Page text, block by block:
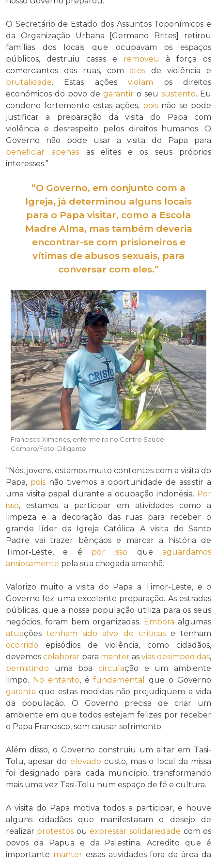
O Secretário de Estado dos Assuntos Toponímicos e
da Organização Urbana [Germano Brites] retirou
famílias dos locais que ocupavam os espaços
públicos, destruiu casas e removeu
à força os
comerciantes das ruas, comatos de violência e
brutalidade. Estas açõesviolam os direitos
económicos do povo de garantir o seu sustento. Eu
condeno fortemente estas ações, pois não se pode
justificar a preparação da visita do Papa com
violência e desrespeito pelos direitos humanos. O
Governo não pode usar a visita do Papa para
beneficiar
apenas as elites e os seus próprios
interesses.”
“O Governo, em conjunto com a
Igreja, já determinou alguns locais
para o Papa visitar, como a Escola
Madre Alma, mas também deveria
encontrar-se com prisioneiros e
vítimas de abusos sexuais, para
conversar com eles.”
Francisco Ximenes, enfermeiro no Centro Saúde
Comoro/Foto: Diligente
“Nós, jovens, estamos muito contentes com a visita do
Papa, pois não tivemos a oportunidade de assistir a
uma visita papal durante a ocupação indonésia. Por
isso, estamos a participar em atividades como a
limpeza e a decoração das ruas para receber o
grande líder da Igreja Católica. A visita do Santo
Padre vai trazer bênçãos e marcar a história de
Timor-Leste, e é por isso queaguardamos
ansiosamente pela sua chegada amanhã.
Valorizo muito a visita do Papa a Timor-Leste, e o
Governo fez uma excelente preparação. As estradas
públicas, que a nossa população utiliza para os seus
negócios, foram bem organizadas. Embora algumas
atuaçõestenham sido alvo de críticase tenham
ocorrido episódios de violência, como cidadãos,
devemos colaborar para manter as vias desimpedidas,
permitindo uma boa circulação e um ambiente
limpo.
No entanto, éfundamental
que o Governo
garanta que estas medidas não prejudiquem a vida
da população. O Governo precisa de criar um
ambiente em que todos estejam felizes por receber
o Papa Francisco, sem causar sofrimento.
Além disso, o Governo construiu um altar em Tasi-
Tolu, apesar do elevado custo, mas o local da missa
foi designado para cada município, transformando
mais uma vez Tasi-Tolu num espaço de fé e cultura.
A visita do Papa motiva todos a participar, e houve
alguns cidadãos que manifestaram o desejo de
realizar protestos ouexpressar solidariedade com os
povos da Papua e da Palestina. Acredito que é
importante manteressas atividades fora da área da